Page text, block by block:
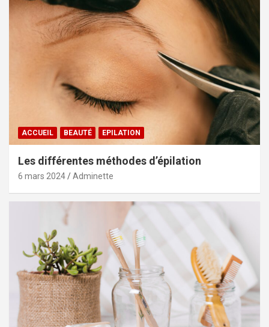
ACCUEIL BEAUTÉ EPILATION
Les différentes méthodes d’épilation
6 mars 2024 Adminette